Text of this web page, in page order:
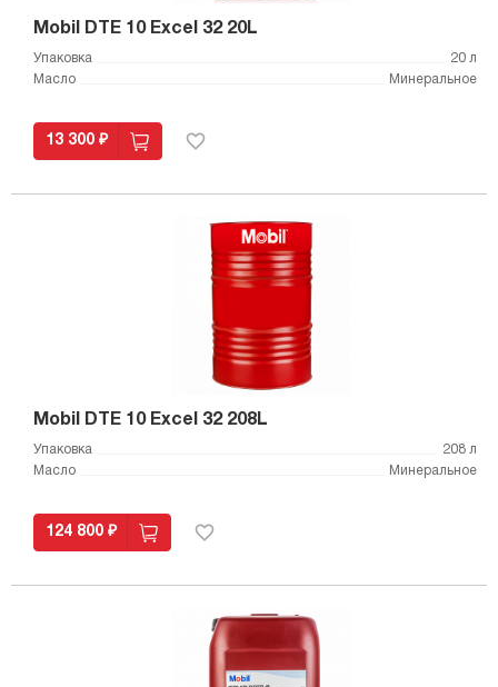
Mobil DTE 10 Excel 32 20L
Упаковка
20 л
Масло
Минеральное
13 300 ₽
Mobil DTE 10 Excel 32 208L
Упаковка
208 л
Масло
Минеральное
124 800 ₽